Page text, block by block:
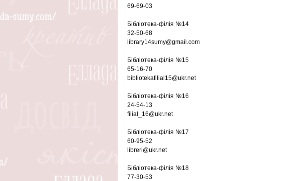
69-69-03
Бібліотека-філія №14
32-50-68
library14sumy@gmail.com
Бібліотека-філія №15
65-16-70
bibliotekafilial15@ukr.net
Бібліотека-філія №16
24-54-13
filial_16@ukr.net
Бібліотека-філія №17
60-95-52
libreri@ukr.net
Бібліотека-філія №18
77-30-53